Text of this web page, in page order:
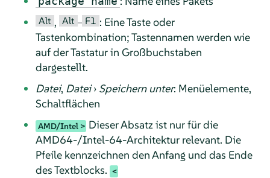
Alt , Alt – F1 : Eine Taste oder
Tastenkombination; Tastennamen werden wie
auf der Tastatur in Großbuchstaben
dargestellt.
Datei, Datei› Speichern unter: Menüelemente,
Schaltflächen
AMD/Intel
Dieser Absatz ist nur für die
AMD64-/Intel-64-Architektur relevant. Die
Pfeile kennzeichnen den Anfang und das Ende
des Textblocks.